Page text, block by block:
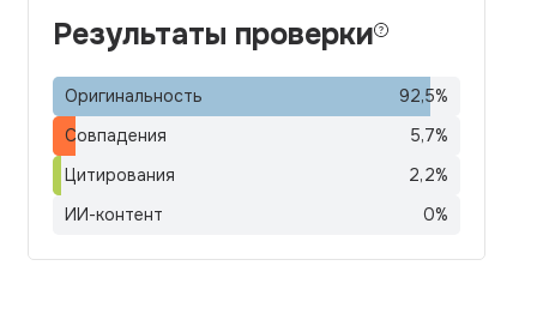
Результаты проверки
Оригинальность 92,5%
Совпадения
5,7%
Цитирования
2,2%
ИИ-контент
0%